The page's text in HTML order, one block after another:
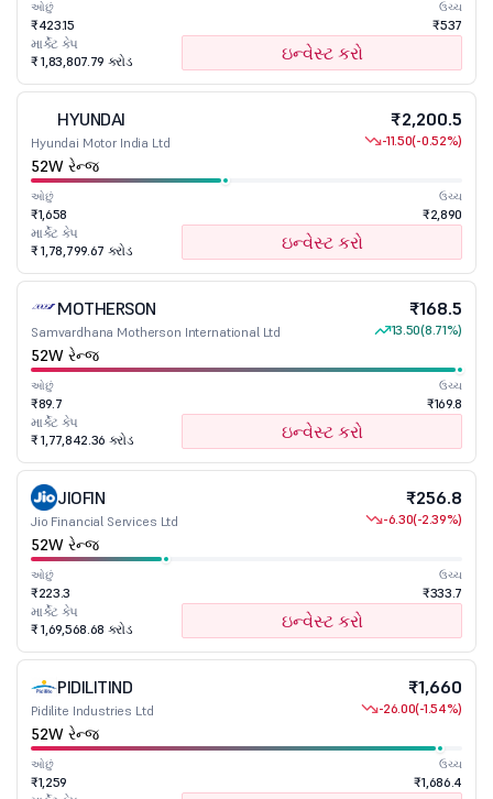
ઓછું
₹423.15
ઉચ્ચ
₹537
માર્કેટ કેપ
₹ 1,83,807.79 કરોડ
ઇન્વેસ્ટ કરો
HYUNDAI
Hyundai Motor India Ltd
₹2,200.5
-11.50(-0.52%)
52W રેન્જ
ઓછું
₹1,658
ઉચ્ચ
₹2,890
માર્કેટ કેપ
₹ 1,78,799.67 કરોડ
ઇન્વેસ્ટ કરો
MOTHERSON
Samvardhana Motherson International Ltd
₹168.5
13.50(8.71%)
52W રેન્જ
ઓછું
₹89.7
ઉચ્ચ
₹169.8
માર્કેટ કેપ
₹ 1,77,842.36 કરોડ
ઇન્વેસ્ટ કરો
JIOFIN
Jio Financial Services Ltd
₹256.8
-6.30(-2.39%)
52W રેન્જ
ઓછું
₹223.3
ઉચ્ચ
₹333.7
માર્કેટ કેપ
₹ 1,69,568.68 કરોડ
ઇન્વેસ્ટ કરો
PIDILITIND
Pidilite Industries Ltd
₹1,660
-26.00(-1.54%)
52W રેન્જ
ઓછું
₹1,259
ઉચ્ચ
₹1,686.4